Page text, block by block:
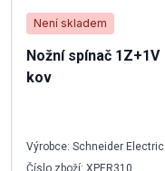
Není skladem
Nožní spínač 1Z+1V
kov
Výrobce: Schneider Electric
Číslo zboží: XPER310